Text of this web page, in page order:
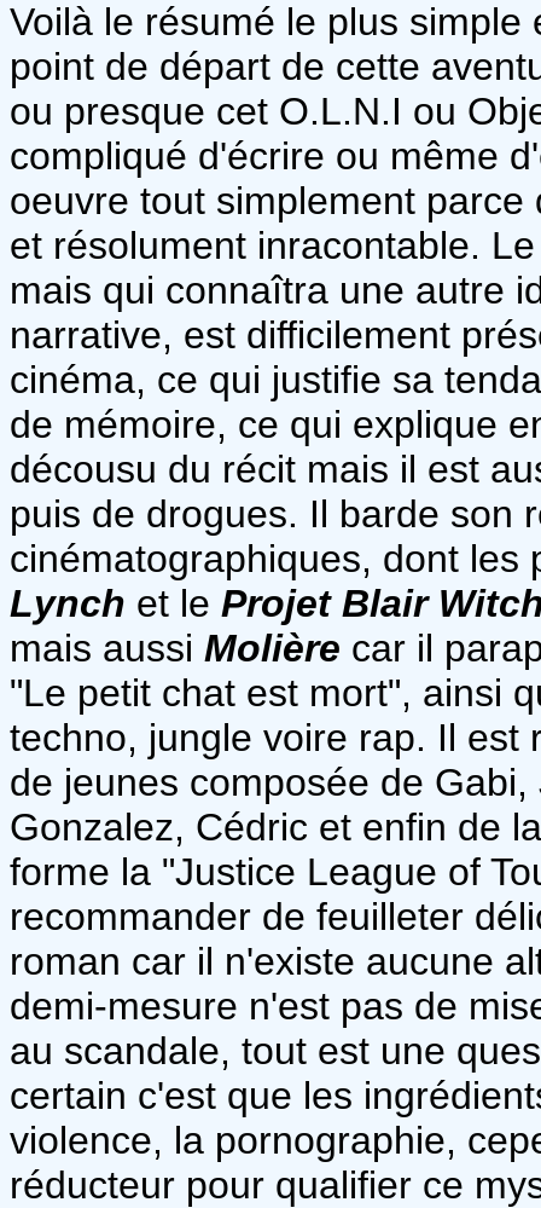
Voilà le résumé le plus
point de départ de cette
ou presque cet O.L.N.I ou
compliqué d'écrire ou même
oeuvre tout simplement
et résolument inracontable.
mais qui connaîtra une autre
narrative, est difficilement
cinéma, ce qui justifie sa
de mémoire, ce qui explique
décousu du récit mais il est
puis de drogues. Il barde son
cinématographiques, dont
Lynch et le Projet Blair
mais aussi Molière car il
"Le petit chat est mort", ainsi
techno, jungle voire rap. Il est
de jeunes composée de
Gonzalez, Cédric et enfin de
forme la "Justice League of
recommander de feuilleter
roman car il n'existe aucune
demi-mesure n'est pas de
au scandale, tout est une
certain c'est que les
violence, la pornographie,
réducteur pour qualifier ce